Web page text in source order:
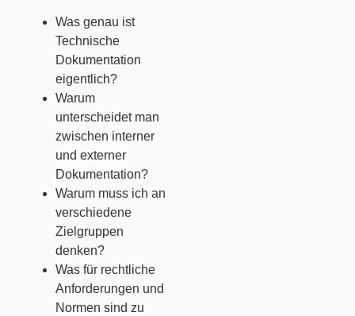
Was genau ist
Technische
Dokumentation
eigentlich?
Warum
unterscheidet man
zwischen interner
und externer
Dokumentation?
Warum muss ich an
verschiedene
Zielgruppen
denken?
Was für rechtliche
Anforderungen und
Normen sind zu